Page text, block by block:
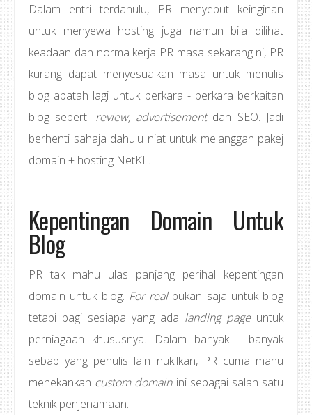
Dalam entri terdahulu, PR menyebut keinginan
untuk menyewa hosting juga namun bila dilihat
keadaan dan norma kerja PR masa sekarang ni, PR
kurang dapat menyesuaikan masa untuk menulis
blog apatah lagi untuk perkara - perkara berkaitan
blog seperti review, advertisementdan SEO. Jadi
berhenti sahaja dahulu niat untuk melanggan pakej
domain + hosting NetKL.
Kepentingan Domain Untuk
Blog
PR tak mahu ulas panjang perihal kepentingan
domain untuk blog. For realbukan saja untuk blog
tetapi bagi sesiapa yang ada landing pageuntuk
perniagaan khususnya. Dalam banyak - banyak
sebab yang penulis lain nukilkan, PR cuma mahu
menekankan custom domainini sebagai salah satu
teknik penjenamaan.